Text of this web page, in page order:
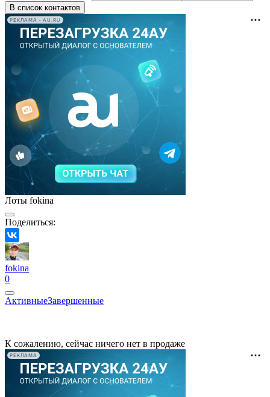
В список контактов
РЕКЛАМА • AU.RU
Лоты fokina
Поделиться:
fokina
0
АктивныеЗавершенные
К сожалению, сейчас ничего нет в продаже
РЕКЛАМА